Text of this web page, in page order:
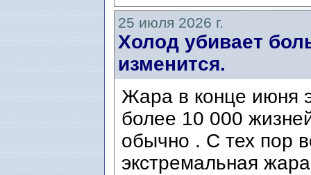
25 июля 2026 г.
Холод убивает
изменится.
Жара в конце июня
более 10 000
обычно . С тех пор
экстремальная